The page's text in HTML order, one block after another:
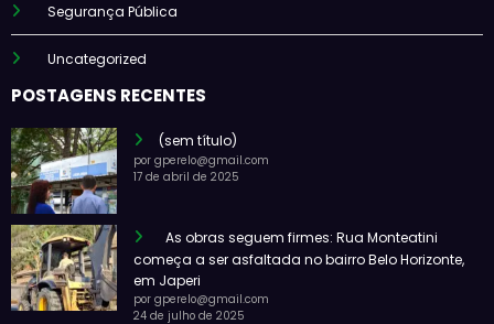
Segurança Pública
Uncategorized
POSTAGENS RECENTES
(sem título)
por gperelo@gmail.com
17 de abril de 2025
As obras seguem firmes: Rua Monteatini
começa a ser asfaltada no bairro Belo Horizonte,
em Japeri
por gperelo@gmail.com
24 de julho de 2025